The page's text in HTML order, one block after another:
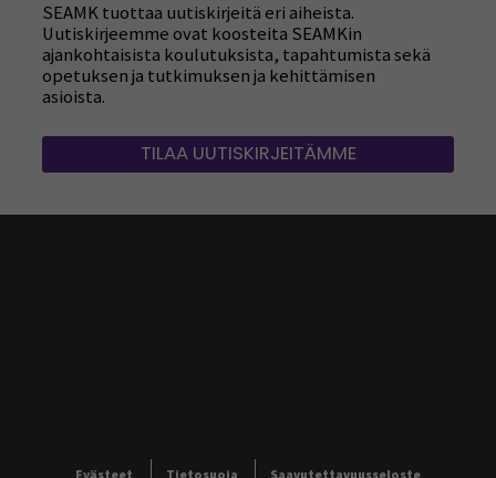
SEAMK tuottaa uutiskirjeitä eri aiheista.
Uutiskirjeemme ovat koosteita SEAMKin
ajankohtaisista koulutuksista, tapahtumista sekä
opetuksen ja tutkimuksen ja kehittämisen
asioista.
TILAA UUTISKIRJEITÄMME
Evästeet Tietosuoja Saavutettavuusseloste